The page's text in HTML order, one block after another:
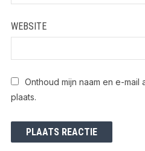
WEBSITE
Onthoud mijn naam en e-
plaats.